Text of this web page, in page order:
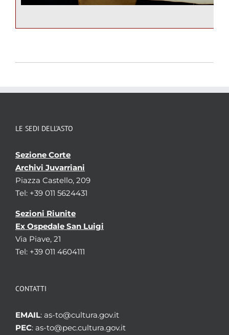
LE SEDI DELL’ASTO
Sezione Corte
Archivi Juvarriani
Piazza Castello, 209
Tel: +39 011 5624431
Sezioni Riunite
Ex Ospedale San Luigi
Via Piave, 21
Tel: +39 011 4604111
CONTATTI
EMAIL: as-to@cultura.gov.it
PEC: as-to@pec.cultura.gov.it